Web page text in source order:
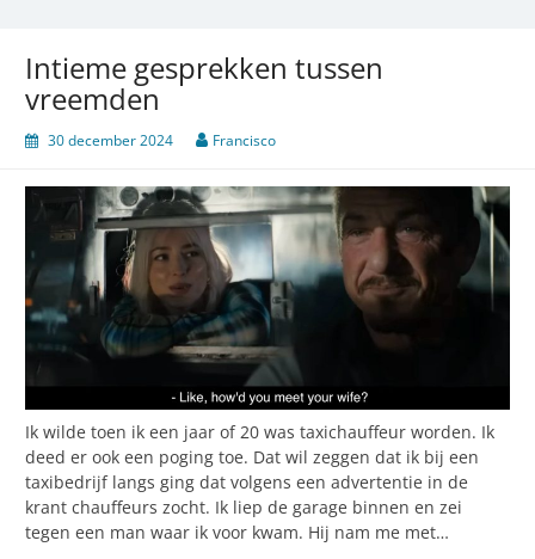
Intieme gesprekken tussen
vreemden
30 december 2024 Francisco
Ik wilde toen ik een jaar of 20 was taxichauffeur worden. Ik
deed er ook een poging toe. Dat wil zeggen dat ik bij een
taxibedrijf langs ging dat volgens een advertentie in de
krant chauffeurs zocht. Ik liep de garage binnen en zei
tegen een man waar ik voor kwam. Hij nam me met…